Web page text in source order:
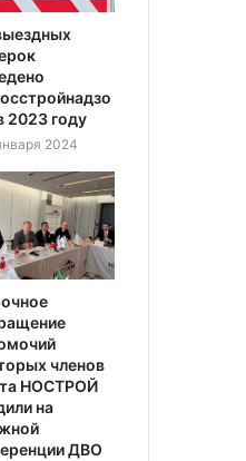
2023 году
2024
членов
НОСТРОЙ
на
ДВО